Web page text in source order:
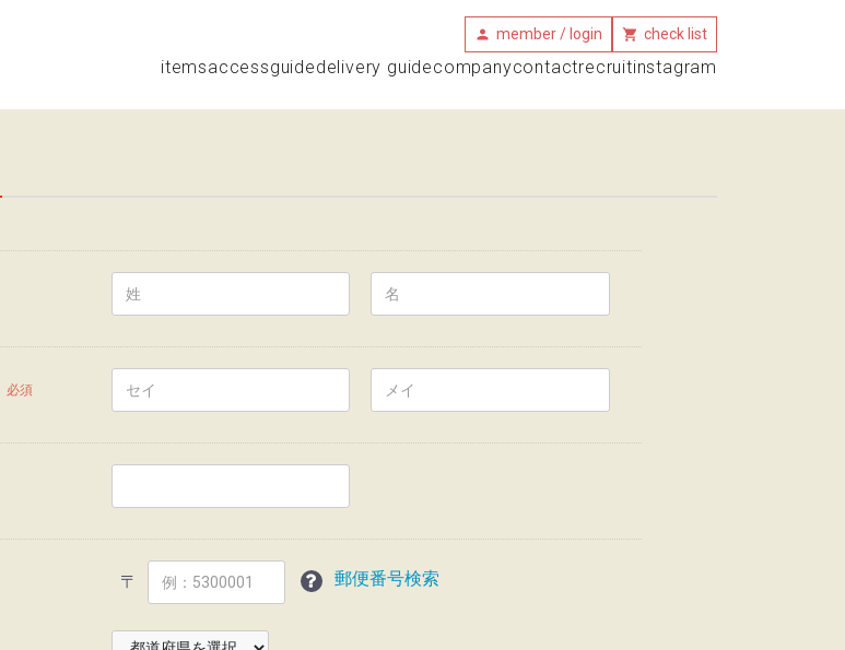
member / login check list
itemsaccessguidedelivery guidecompanycontactrecruitinstagram
必須
〒 郵便番号検索